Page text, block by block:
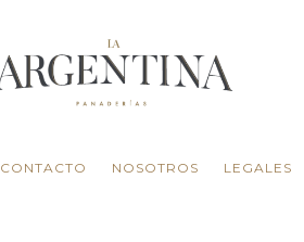
CONTACTO NOSOTROS LEGALES